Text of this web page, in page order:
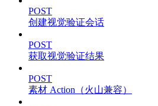
POST
创建视觉验证会话
POST
获取视觉验证结果
POST
素材 Action（火山兼容）